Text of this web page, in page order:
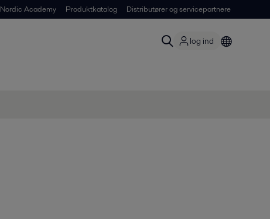
Nordic Academy Produktkatalog Distributører og servicepartnere
log ind